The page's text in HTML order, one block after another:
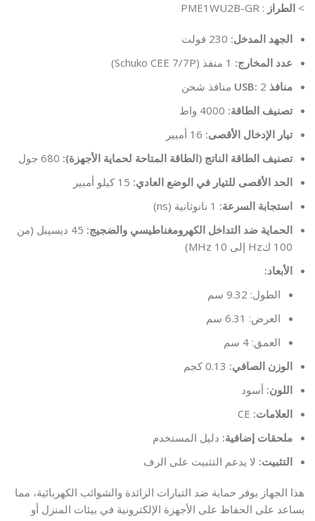
> الطراز : PME1WU2B-GR
الجهد المدخل:
عدد المخارج:
منافذ USB: 2 منافذ شحن
تصنيف الطاقة:
تيار الإدخال الأقصى:
تصنيف الطاقة الناتج (الطاقة المتاحة لحماية الأجهزة):
الحد الأقصى للتيار في الوضع العادي:
استجابة السرعة:
الحماية ضد التداخل الكهرومغناطيسي والضجيج:
45 ديسيبل (من
100 كHz إلى 10 MHz)
الأبعاد:
الطول: 9.32 سم
العرض: 6.31 سم
العمق: 4 سم
الوزن الصافي:
اللون: أسود
العلامات:
ملحقات إضافية: دليل المستخدم
التثبيت: لا يدعم التثبيت على الرف
هذا الجهاز يوفر حماية ضد التيارات الزائدة والشوائب الكهربائية، مما
يساعد على الحفاظ على الأجهزة الإلكترونية في بيئات المنزل أو